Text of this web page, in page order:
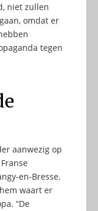
niet zullen
omdat er
tegen
aanwezig op
en-Bresse.
waart er
“De